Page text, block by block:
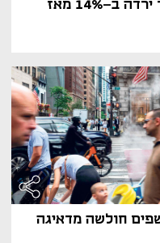
סוף עידן באפט: מניית ברקשייר ירדה ב-14% מאז
חולשה מדאיגה